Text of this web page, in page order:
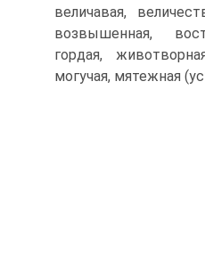
величавая,
возвышенная,
гордая,
могучая, мятежная